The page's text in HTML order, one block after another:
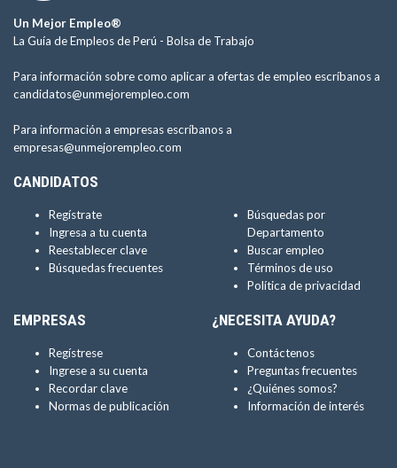
Un Mejor Empleo®
La Guía de Empleos de Perú - Bolsa de Trabajo
Para información sobre como aplicar a ofertas de empleo escríbanos a
candidatos@unmejorempleo.com
Para información a empresas escríbanos a
empresas@unmejorempleo.com
CANDIDATOS
Regístrate
Ingresa a tu cuenta
Reestablecer clave
Búsquedas frecuentes
Búsquedas por
Departamento
Buscar empleo
Términos de uso
Política de privacidad
EMPRESAS
Regístrese
Ingrese a su cuenta
Recordar clave
Normas de publicación
¿NECESITA AYUDA?
Contáctenos
Preguntas frecuentes
¿Quiénes somos?
Información de interés